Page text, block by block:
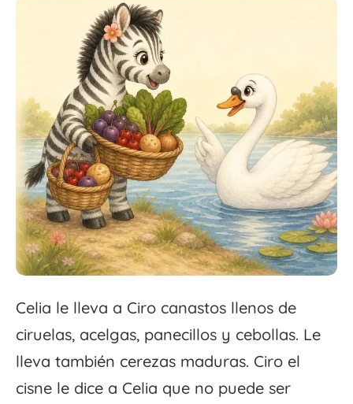
Celia le lleva a Ciro canastos llenos de
ciruelas, acelgas, panecillos y cebollas. Le
lleva también cerezas maduras. Ciro el
cisne le dice a Celia que no puede ser